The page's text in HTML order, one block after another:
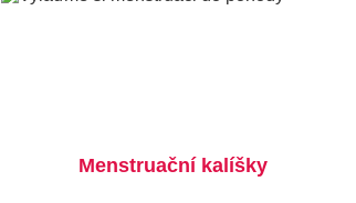
Menstruační kalíšky